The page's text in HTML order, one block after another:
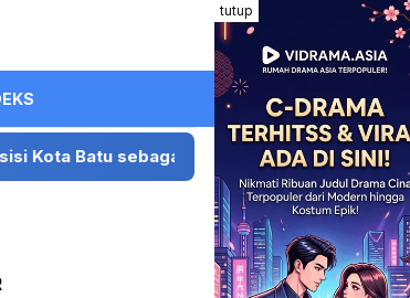
tutup
sebagai Destinasi Festival Musik Nasional